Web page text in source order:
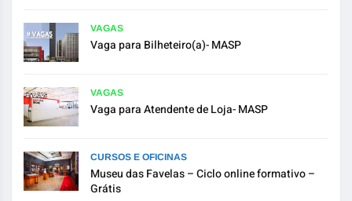
VAGAS
Vaga para Bilheteiro(a)- MASP
VAGAS
Vaga para Atendente de Loja- MASP
CURSOS E OFICINAS
Museu das Favelas – Ciclo online formativo –
Grátis